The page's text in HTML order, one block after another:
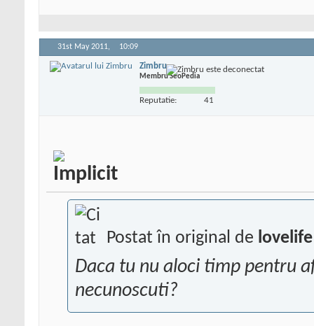
31st May 2011, 10:09
Zimbru
Membru SeoPedia
Reputatie: 41
Postat în original de lovelife
Daca tu nu aloci timp pentru
necunoscuti?